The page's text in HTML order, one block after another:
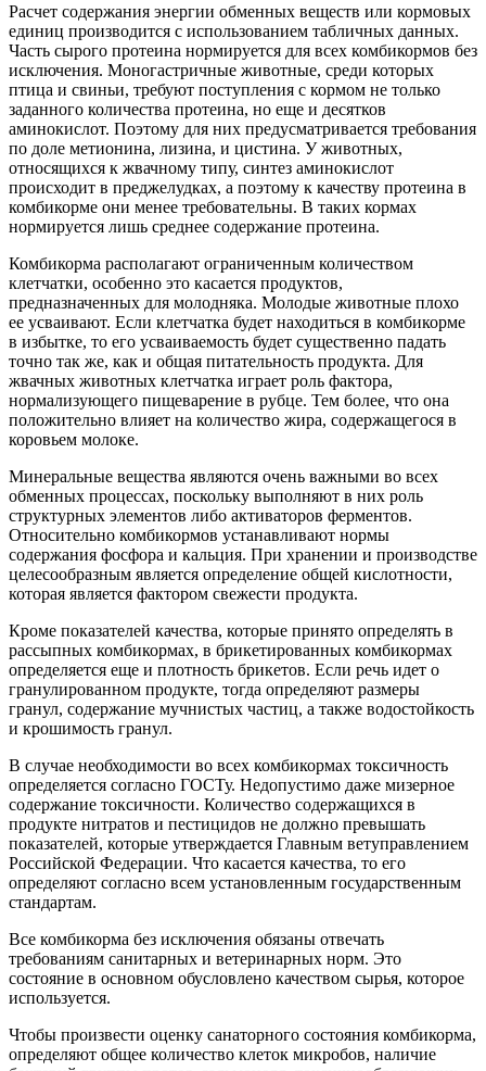
Расчет содержания энергии обменных веществ или кормовых
единиц производится с использованием табличных данных.
Часть сырого протеина нормируется для всех комбикормов без
исключения. Моногастричные животные, среди которых
птица и свиньи, требуют поступления с кормом не только
заданного количества протеина, но еще и десятков
аминокислот. Поэтому для них предусматривается требования
по доле метионина, лизина, и цистина. У животных,
относящихся к жвачному типу, синтез аминокислот
происходит в преджелудках, а поэтому к качеству протеина в
комбикорме они менее требовательны. В таких кормах
нормируется лишь среднее содержание протеина.
Комбикорма располагают ограниченным количеством
клетчатки, особенно это касается продуктов,
предназначенных для молодняка. Молодые животные плохо
ее усваивают. Если клетчатка будет находиться в комбикорме
в избытке, то его усваиваемость будет существенно падать
точно так же, как и общая питательность продукта. Для
жвачных животных клетчатка играет роль фактора,
нормализующего пищеварение в рубце. Тем более, что она
положительно влияет на количество жира, содержащегося в
коровьем молоке.
Минеральные вещества являются очень важными во всех
обменных процессах, поскольку выполняют в них роль
структурных элементов либо активаторов ферментов.
Относительно комбикормов устанавливают нормы
содержания фосфора и кальция. При хранении и производстве
целесообразным является определение общей кислотности,
которая является фактором свежести продукта.
Кроме показателей качества, которые принято определять в
рассыпных комбикормах, в брикетированных комбикормах
определяется еще и плотность брикетов. Если речь идет о
гранулированном продукте, тогда определяют размеры
гранул, содержание мучнистых частиц, а также водостойкость
и крошимость гранул.
В случае необходимости во всех комбикормах токсичность
определяется согласно ГОСТу. Недопустимо даже мизерное
содержание токсичности. Количество содержащихся в
продукте нитратов и пестицидов не должно превышать
показателей, которые утверждается Главным ветуправлением
Российской Федерации. Что касается качества, то его
определяют согласно всем установленным государственным
стандартам.
Все комбикорма без исключения обязаны отвечать
требованиям санитарных и ветеринарных норм. Это
состояние в основном обусловлено качеством сырья, которое
используется.
Чтобы произвести оценку санаторного состояния комбикорма,
определяют общее количество клеток микробов, наличие